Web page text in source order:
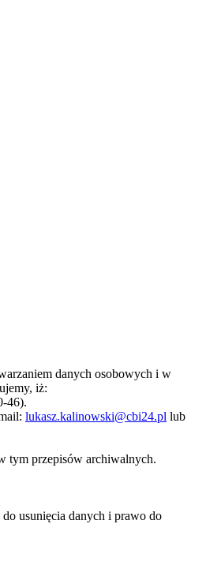
danych osobowych i w
iż:
46).
lukasz.kalinowski@cbi24.pl lub
tym przepisów archiwalnych.
usunięcia danych i prawo do